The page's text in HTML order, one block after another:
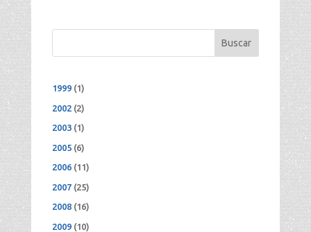
Buscar
1999(1)
2002(2)
2003(1)
2005(6)
2006(11)
2007(25)
2008(16)
2009(10)